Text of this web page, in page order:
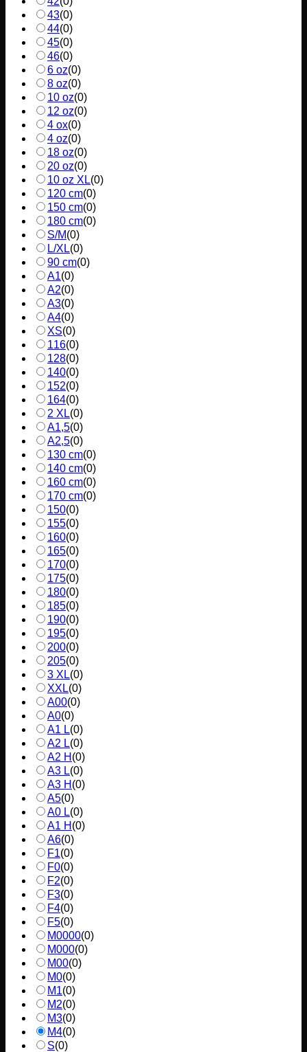
43(0)
44(0)
45(0)
46(0)
6 oz(0)
8 oz(0)
10 oz(0)
12 oz(0)
4 ox(0)
4 oz(0)
18 oz(0)
20 oz(0)
10 oz XL(0)
120 cm(0)
150 cm(0)
180 cm(0)
S/M(0)
L/XL(0)
90 cm(0)
A1(0)
A2(0)
A3(0)
A4(0)
XS(0)
116(0)
128(0)
140(0)
152(0)
164(0)
2 XL(0)
A1,5(0)
A2,5(0)
130 cm(0)
140 cm(0)
160 cm(0)
170 cm(0)
150(0)
155(0)
160(0)
165(0)
170(0)
175(0)
180(0)
185(0)
190(0)
195(0)
200(0)
205(0)
3 XL(0)
XXL(0)
A00(0)
A0(0)
A1 L(0)
A2 L(0)
A2 H (0)
A3 L(0)
A3 H (0)
A5(0)
A0 L(0)
A1 H (0)
A6(0)
F1(0)
F0(0)
F2(0)
F3(0)
F4(0)
F5(0)
M0000(0)
M000(0)
M00(0)
M0(0)
M1(0)
M2(0)
M3(0)
M4(0)
S(0)